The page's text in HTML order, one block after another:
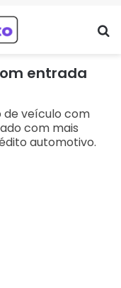
entrada
de veículo com
com mais
automotivo.